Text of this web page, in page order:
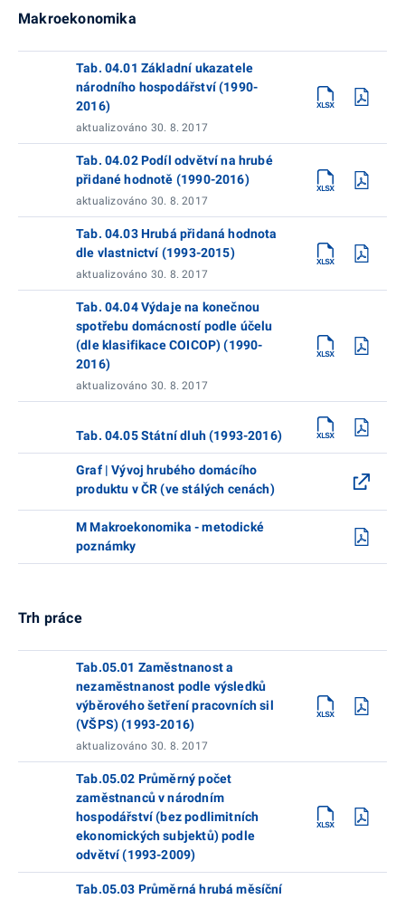
Makroekonomika
Tab. 04.01 Základní ukazatele
národního hospodářství (1990-
2016)
aktualizováno 30. 8. 2017
Tab. 04.02 Podíl odvětví na hrubé
přidané hodnotě (1990-2016)
aktualizováno 30. 8. 2017
Tab. 04.03 Hrubá přidaná hodnota
dle vlastnictví (1993-2015)
aktualizováno 30. 8. 2017
Tab. 04.04 Výdaje na konečnou
spotřebu domácností podle účelu
(dle klasifikace COICOP) (1990-
2016)
aktualizováno 30. 8. 2017
Tab. 04.05 Státní dluh (1993-2016)
Graf | Vývoj hrubého domácího
produktu v ČR (ve stálých cenách)
M Makroekonomika - metodické
poznámky
Trh práce
Tab.05.01 Zaměstnanost a
nezaměstnanost podle výsledků
výběrového šetření pracovních sil
(VŠPS) (1993-2016)
aktualizováno 30. 8. 2017
Tab.05.02 Průměrný počet
zaměstnanců v národním
hospodářství (bez podlimitních
ekonomických subjektů) podle
odvětví (1993-2009)
Tab.05.03 Průměrná hrubá měsíční